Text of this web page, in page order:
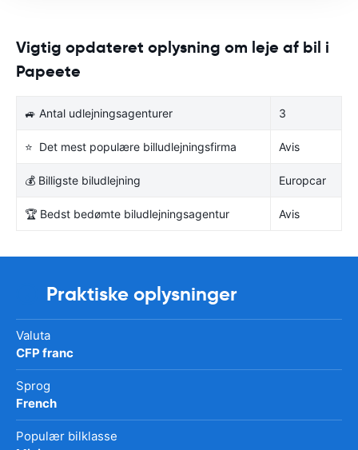
Vigtig opdateret oplysning om leje af bil i
Papeete
🚙 Antal udlejningsagenturer 3
⭐ Det mest populære billudlejningsfirma Avis
💰 Billigste biludlejning Europcar
🏆 Bedst bedømte biludlejningsagentur Avis
Praktiske oplysninger
Valuta
CFP franc
Sprog
French
Populær bilklasse